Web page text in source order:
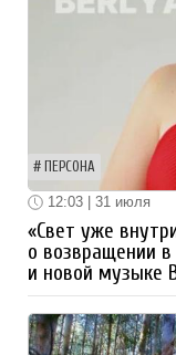
ПЕРСОНА
12:03 | 31 июля
«Свет уже
о возвращении
и новой музыке